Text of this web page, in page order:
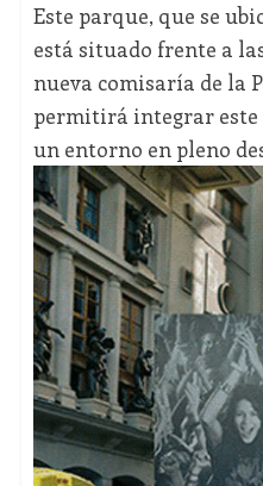
Este parque, que se
está situado frente a
nueva comisaría de la
permitirá integrar este
un entorno en pleno